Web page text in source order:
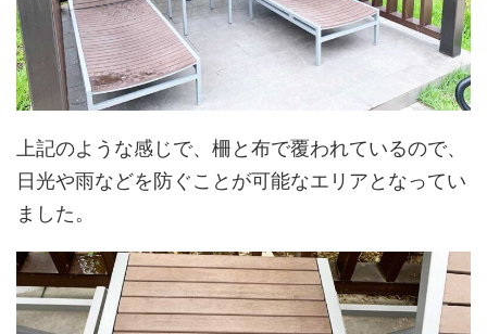
上記のような感じで、柵と布で覆われているので、
日光や雨などを防ぐことが可能なエリアとなってい
ました。